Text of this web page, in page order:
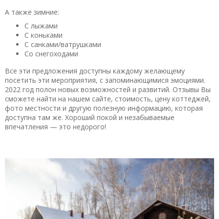
А также зимние:
С лыжами
С коньками
С санками/ватрушками
Со снегоходами
Все эти предложения доступны каждому желающему
посетить эти мероприятия, с запоминающимися эмоциями.
2022 год полон новых возможностей и развитий. Отзывы Вы
сможете найти на нашем сайте, стоимость, цену коттеджей,
фото местности и другую полезную информацию, которая
доступна там же. Хороший покой и незабываемые
впечатления — это недорого!